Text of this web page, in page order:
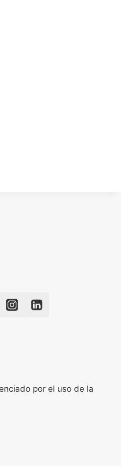
por el uso de la